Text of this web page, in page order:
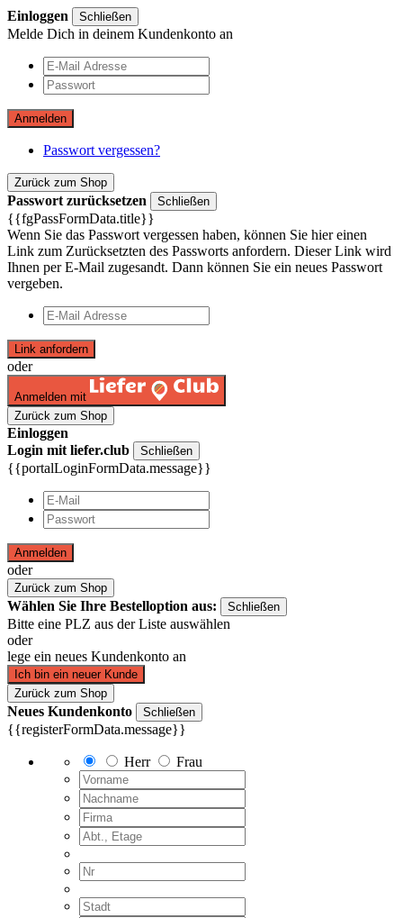
Einloggen Schließen
Melde Dich in deinem Kundenkonto an
Anmelden
Passwort vergessen?
Zurück zum Shop
Passwort zurücksetzen Schließen
{{fgPassFormData.title}}
Wenn Sie das Passwort vergessen haben, können Sie hier einen
Link zum Zurücksetzten des Passworts anfordern. Dieser Link wird
Ihnen per E-Mail zugesandt. Dann können Sie ein neues Passwort
vergeben.
Link anfordern
oder
Anmelden mit
Zurück zum Shop
Einloggen
Login mit liefer.club
Schließen
{{portalLoginFormData.message}}
Anmelden
oder
Zurück zum Shop
Wählen Sie Ihre Bestelloption aus: Schließen
Bitte eine PLZ aus der Liste auswählen
oder
lege ein neues Kundenkonto an
Ich bin ein neuer Kunde
Zurück zum Shop
Neues Kundenkonto Schließen
{{registerFormData.message}}
Herr Frau